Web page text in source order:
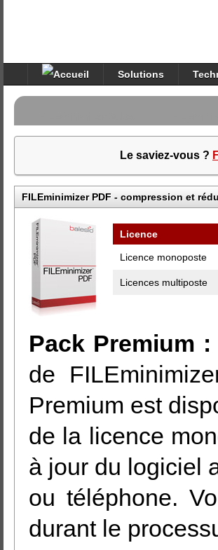
Solutions
Le saviez-vous ?
FILEminimizer PDF - compression et
Licence
Licence monoposte
Licences multiposte
Pack Premium :
de
Premium est
de la licence
à jour du logiciel
ou téléphone.
durant le